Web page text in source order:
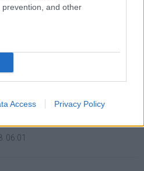
and other
Access Privacy Policy
a YouTube
06:01